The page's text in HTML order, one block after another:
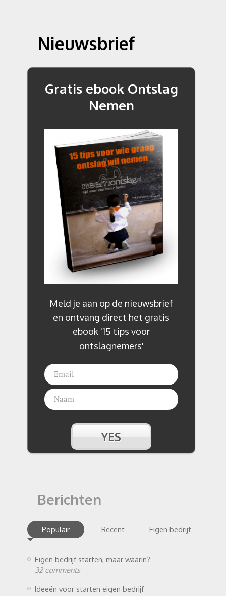
Nieuwsbrief
Gratis ebook Ontslag
Nemen
Meld je aan op de nieuwsbrief
en ontvang direct het gratis
ebook '15 tips voor
ontslagnemers'
Berichten
Populair Recent Eigen bedrijf
Eigen bedrijf starten, maar waarin?
32 comments
Ideeën voor starten eigen bedrijf